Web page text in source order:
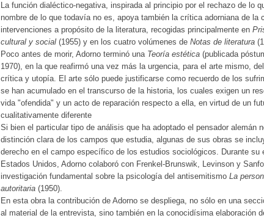
La función dialéctico-negativa, inspirada al principio por el rechazo de lo
nombre de lo que todavía no es, apoya también la crítica adorniana de la
intervenciones a propósito de la literatura, recogidas principalmente en
cultural y social (1955) y en los cuatro volúmenes de Notas de literatura
Poco antes de morir, Adorno terminó una Teoría estética (publicada
1970), en la que reafirmó una vez más la urgencia, para el arte mismo,
crítica y utopía. El arte sólo puede justificarse como recuerdo de los
se han acumulado en el transcurso de la historia, los cuales exigen un
vida "ofendida" y un acto de reparación respecto a ella, en virtud de un
cualitativamente diferente
Si bien el particular tipo de análisis que ha adoptado el pensador alemán
distinción clara de los campos que estudia, algunas de sus obras se
derecho en el campo específico de los estudios sociológicos. Durante su
Estados Unidos, Adorno colaboró con Frenkel-Brunswik, Levinson y
investigación fundamental sobre la psicología del antisemitismo La
autoritaria (1950).
En esta obra la contribución de Adorno se despliega, no sólo en una
al material de la entrevista, sino también en la conocidísima elaboración